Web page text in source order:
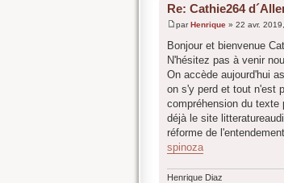
Re: Cathie264
M
s
s
g
e
parHenrique » 22 avr.
Bonjour et bienvenue
N'hésitez pas à venir
On accède aujourd'hui
on s'y perd et tout n'est
compréhension du
déjà le site
réforme de
spinoza
Henrique Diaz